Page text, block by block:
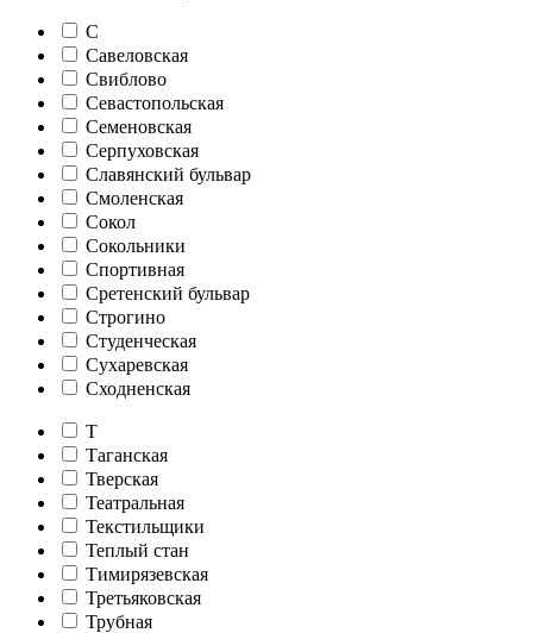
С
Савеловская
Свиблово
Севастопольская
Семеновская
Серпуховская
Славянский бульвар
Смоленская
Сокол
Сокольники
Спортивная
Сретенский бульвар
Строгино
Студенческая
Сухаревская
Сходненская
Т
Таганская
Тверская
Театральная
Текстильщики
Теплый стан
Тимирязевская
Третьяковская
Трубная